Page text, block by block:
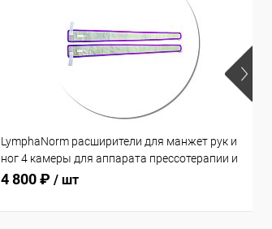
LymphaNorm расширители для манжет рук и
ног 4 камеры для аппарата прессотерапии и
лимфодренажа
4 800 ₽ / шт